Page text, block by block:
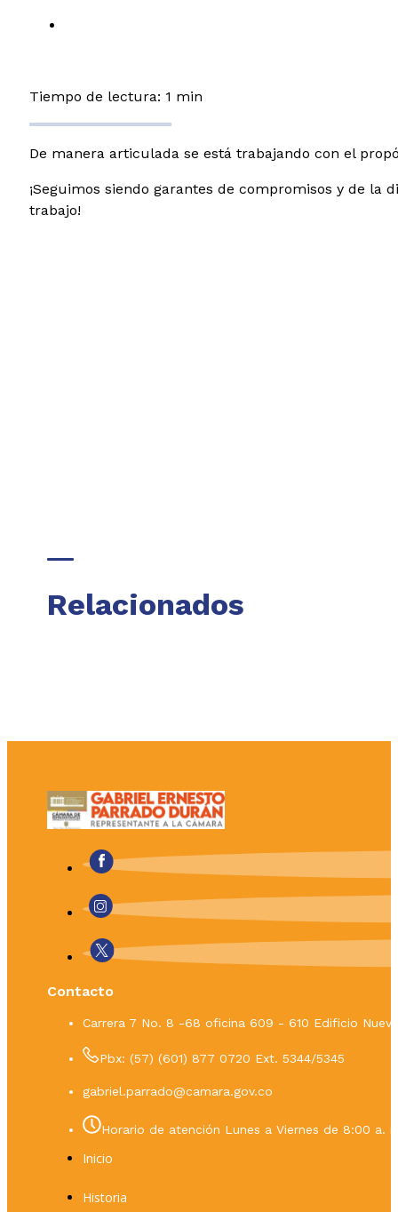
Tiempo de lectura: 1 min
De manera articulada se está trabajando con el
¡Seguimos siendo garantes de compromisos y de la
trabajo!
Relacionados
Contacto
Carrera 7 No. 8 -68 oficina 609 - 610 Edificio
Pbx: (57) (601) 877 0720 Ext. 5344/5345
gabriel.parrado@camara.gov.co
Horario de atención Lunes a Viernes de 8:00 a.
Inicio
Historia